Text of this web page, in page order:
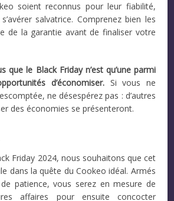
soient reconnus pour leur fiabilité,
salvatrice. Comprenez bien les
de la garantie avant de finaliser votre
que le Black Friday n’est qu’une parmi
d’économiser. Si vous ne
ne désespérez pas : d’autres
des économies se présenteront.
Friday 2024, nous souhaitons que cet
dans la quête du Cookeo idéal. Armés
patience, vous serez en mesure de
affaires pour ensuite concocter